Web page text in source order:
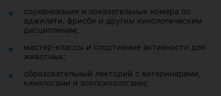
соревнования и показательные номера по
аджилити, фрисби и другим кинологическим
дисциплинам;
мастер-классы и спортивные активности для
животных;
образовательный лекторий с ветеринарами,
кинологами и зоопсихологами;